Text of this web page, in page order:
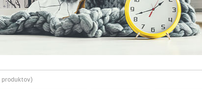
produktov)